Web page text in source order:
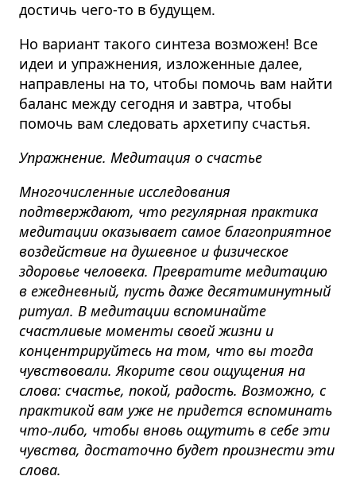
достичь чего-то в будущем.
Но вариант такого синтеза возможен! Все
идеи и упражнения, изложенные далее,
направлены на то, чтобы помочь вам найти
баланс между сегодня и завтра, чтобы
помочь вам следовать архетипу счастья.
Упражнение. Медитация о счастье
Многочисленные исследования
подтверждают, что регулярная практика
медитации оказывает самое благоприятное
воздействие на душевное и физическое
здоровье человека. Превратите медитацию
в ежедневный, пусть даже десятиминутный
ритуал. В медитации вспоминайте
счастливые моменты своей жизни и
концентрируйтесь на том, что вы тогда
чувствовали. Якорите свои ощущения на
слова: счастье, покой, радость. Возможно, с
практикой вам уже не придется вспоминать
что-либо, чтобы вновь ощутить в себе эти
чувства, достаточно будет произнести эти
слова.